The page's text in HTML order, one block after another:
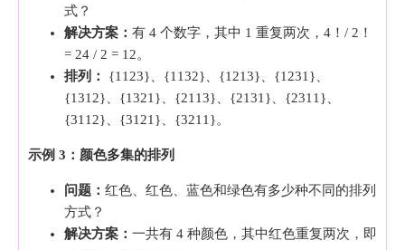
式？
解决方案： 有 4 个数字，其中 1 重复两次，4！/ 2！
= 24 / 2 = 12。
排列：
{1123}、{1132}、{1213}、{1231}、
{1312}、{1321}、{2113}、{2131}、{2311}、
{3112}、{3121}、{3211}。
示例 3：颜色多集的排列
问题： 红色、红色、蓝色和绿色有多少种不同的排列
方式？
解决方案： 一共有 4 种颜色，其中红色重复两次，即